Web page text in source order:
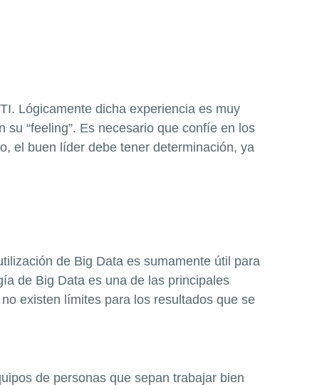
Lógicamente dicha experiencia es muy
“feeling”. Es necesario que confíe en los
el buen líder debe tener determinación, ya
de Big Data es sumamente útil para
de Big Data es una de las principales
existen límites para los resultados que se
de personas que sepan trabajar bien